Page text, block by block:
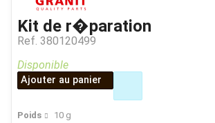
Kit de r�paration
Ref. 380120499
Poids 10 g
Disponible
Ajouter au panier